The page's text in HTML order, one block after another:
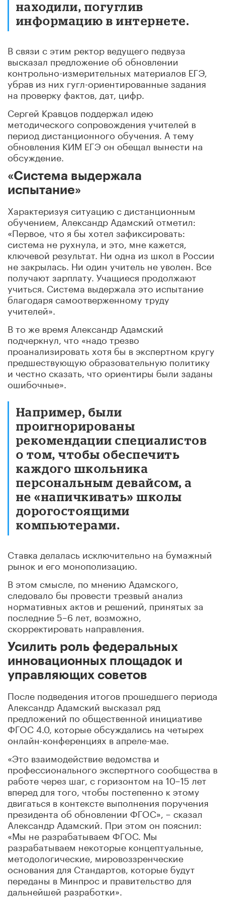
находили, погуглив
информацию в интернете.
В связи с этим ректор ведущего педвуза
высказал предложение об обновлении
контрольно-измерительных материалов ЕГЭ,
убрав из них гугл-ориентированные задания
на проверку фактов, дат, цифр.
Сергей Кравцов поддержал идею
методического сопровождения учителей в
период дистанционного обучения. А тему
обновления КИМ ЕГЭ он обещал вынести на
обсуждение.
«Система выдержала
испытание»
Характеризуя ситуацию с дистанционным
обучением, Александр Адамский отметил:
«Первое, что я бы хотел зафиксировать:
система не рухнула, и это, мне кажется,
ключевой результат. Ни одна из школ в России
не закрылась. Ни один учитель не уволен. Все
получают зарплату. Учащиеся продолжают
учиться. Система выдержала это испытание
благодаря самоотверженному труду
учителей».
В то же время Александр Адамский
подчеркнул, что «надо трезво
проанализировать хотя бы в экспертном кругу
предшествующую образовательную политику
и честно сказать, что ориентиры были заданы
ошибочные».
Например, были
проигнорированы
рекомендации специалистов
о том, чтобы обеспечить
каждого школьника
персональным девайсом, а
не «напичкивать» школы
дорогостоящими
компьютерами.
Ставка делалась исключительно на бумажный
рынок и его монополизацию.
В этом смысле, по мнению Адамского,
следовало бы провести трезвый анализ
нормативных актов и решений, принятых за
последние 5–6 лет, возможно,
скорректировать направления.
Усилить роль федеральных
инновационных площадок и
управляющих советов
После подведения итогов прошедшего периода
Александр Адамский высказал ряд
предложений по общественной инициативе
ФГОС 4.0, которые обсуждались на четырех
онлайн-конференциях в апреле-мае.
«Это взаимодействие ведомства и
профессионального экспертного сообщества в
работе через шаг, с горизонтом на 10–15 лет
вперед для того, чтобы постепенно к этому
двигаться в контексте выполнения поручения
президента об обновлении ФГОС», – сказал
Александр Адамский. При этом он пояснил:
«Мы не разрабатываем ФГОС. Мы
разрабатываем некоторые концептуальные,
методологические, мировоззренческие
основания для Стандартов, которые будут
переданы в Минпрос и правительство для
дальнейшей разработки».